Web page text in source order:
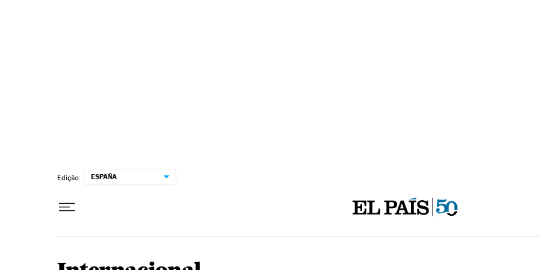
Edição: ESPAÑA